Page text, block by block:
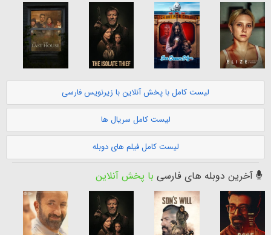
لیست کامل با پخش آنلاین با زیرنویس فارسی
لیست کامل سریال ها
لیست کامل فیلم های دوبله
آخرین دوبله های فارسی با پخش آنلاین